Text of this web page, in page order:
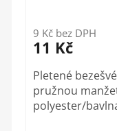
ů9 Kč bez DPH
11 Kč
Pletené
pružnou
polyester/